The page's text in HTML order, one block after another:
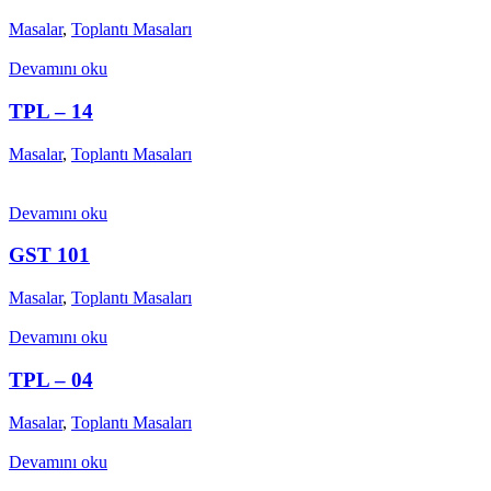
Masalar, Toplantı Masaları
Devamını oku
TPL – 14
Masalar, Toplantı Masaları
Devamını oku
GST 101
Masalar, Toplantı Masaları
Devamını oku
TPL – 04
Masalar, Toplantı Masaları
Devamını oku